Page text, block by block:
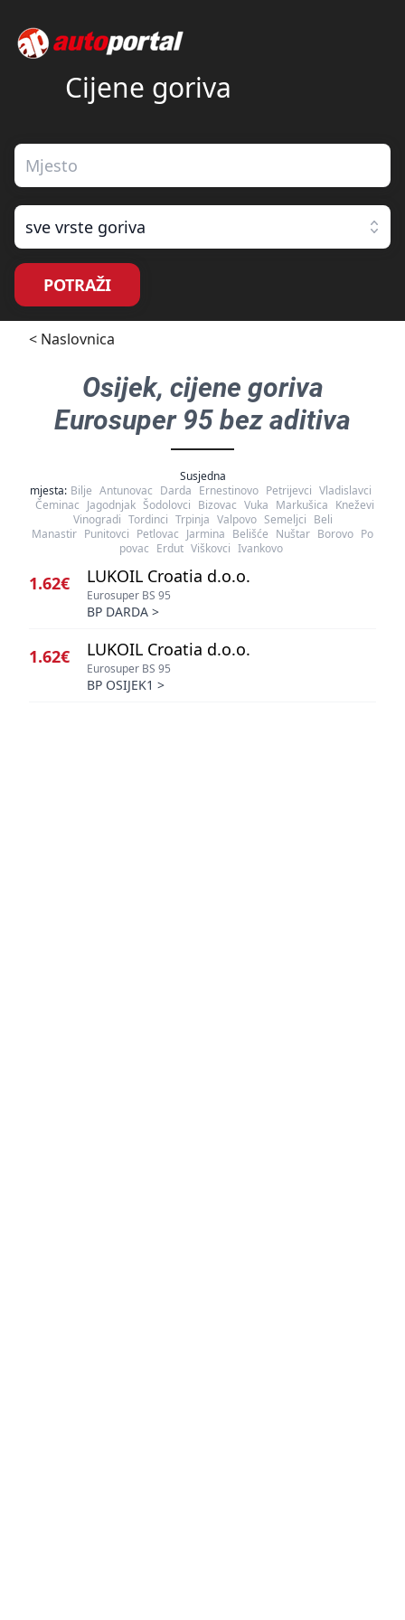
Cijene goriva
sve vrste goriva
POTRAŽI
< Naslovnica
Osijek, cijene goriva
Eurosuper 95 bez aditiva
Susjedna
mjesta: Bilje Antunovac Darda Ernestinovo Petrijevci Vladislavci
Čeminac Jagodnjak Šodolovci Bizovac Vuka Markušica Kneževi
Vinogradi Tordinci Trpinja Valpovo Semeljci Beli
Manastir Punitovci Petlovac Jarmina Belišće Nuštar Borovo Po
povac Erdut Viškovci Ivankovo
1.62€ LUKOIL Croatia d.o.o.
Eurosuper BS 95
BP DARDA >
1.62€ LUKOIL Croatia d.o.o.
Eurosuper BS 95
BP OSIJEK1 >